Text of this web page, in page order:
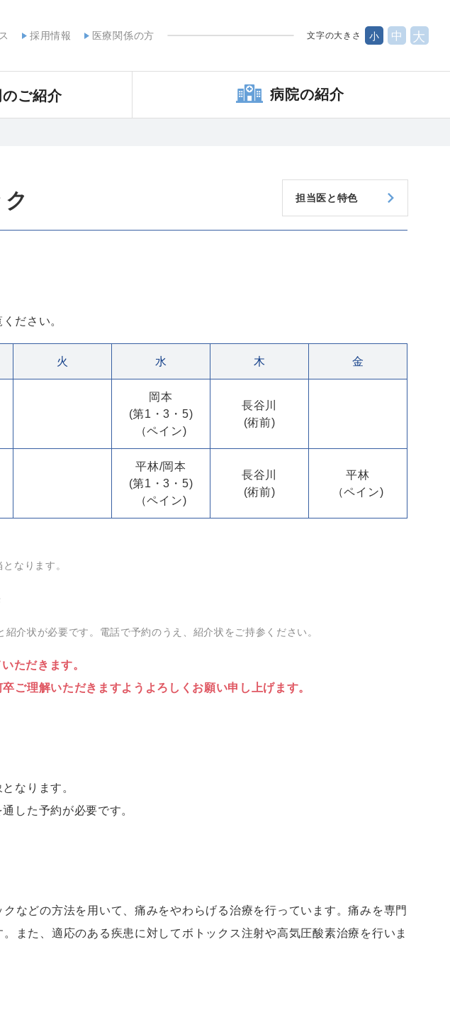
採用情報 医療関係の方 文字の大きさ 小 中 大
ご紹介 病院の紹介
担当医と特色
ださい。
火 水 木 金
岡本
(第1・3・5)
（ペイン)
長谷川
(術前)
平林/岡本
(第1・3・5)
（ペイン)
長谷川
(術前)
平林
（ペイン)
なります。
介状が必要です。電話で予約のうえ、紹介状をご持参ください。
ただきます。
ご理解いただきますようよろしくお願い申し上げます。
なります。
した予約が必要です。
などの方法を用いて、痛みをやわらげる治療を行っています。痛みを専門
また、適応のある疾患に対してボトックス注射や高気圧酸素治療を行いま